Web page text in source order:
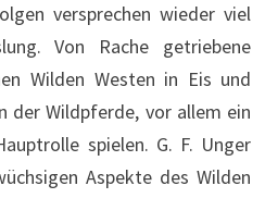
versprechen wieder viel
Von Rache getriebene
Wilden Westen in Eis und
der Wildpferde, vor allem ein
spielen. G. F. Unger
Aspekte des Wilden